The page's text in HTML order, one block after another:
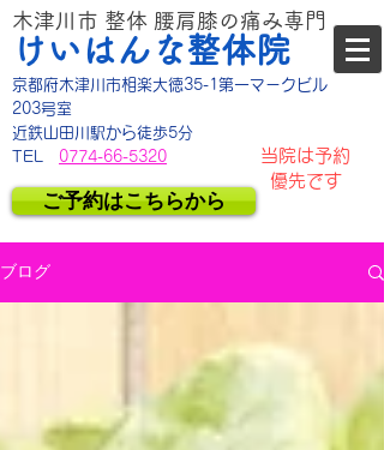
木津川市 整体 腰肩膝の痛み専門
けいはんな整体院
京都府木津川市相楽大徳35-1第一マークビル
203号室
​近鉄山田川駅から徒歩5分
TEL 0774-66-5320
当院は予約
優先です
ご予約はこちらから
ブログ